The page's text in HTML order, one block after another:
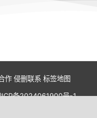
作 侵删联系 标签地图
ICP备2024061900号-1